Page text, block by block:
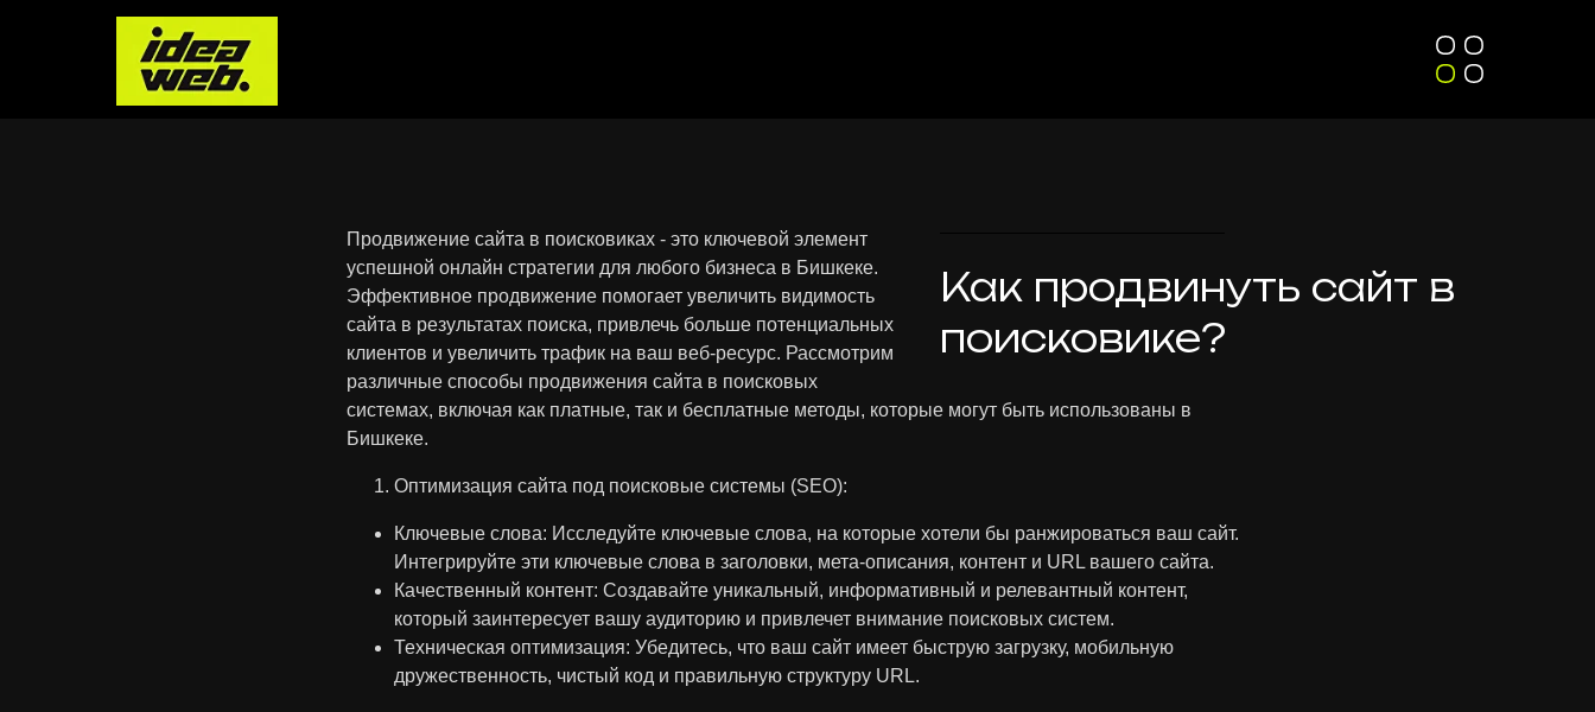
Как продвинуть сайт в
поисковике?
Продвижение сайта в поисковиках - это ключевой элемент
успешной онлайн стратегии для любого бизнеса в Бишкеке.
Эффективное продвижение помогает увеличить видимость
сайта в результатах поиска, привлечь больше потенциальных
клиентов и увеличить трафик на ваш веб-ресурс. Рассмотрим
различные способы продвижения сайта в поисковых
системах, включая как платные, так и бесплатные методы, которые могут быть использованы в
Бишкеке.
Оптимизация сайта под поисковые системы (SEO):
Ключевые слова: Исследуйте ключевые слова, на которые хотели бы ранжироваться ваш сайт.
Интегрируйте эти ключевые слова в заголовки, мета-описания, контент и URL вашего сайта.
Качественный контент: Создавайте уникальный, информативный и релевантный контент,
который заинтересует вашу аудиторию и привлечет внимание поисковых систем.
Техническая оптимизация: Убедитесь, что ваш сайт имеет быструю загрузку, мобильную
дружественность, чистый код и правильную структуру URL.